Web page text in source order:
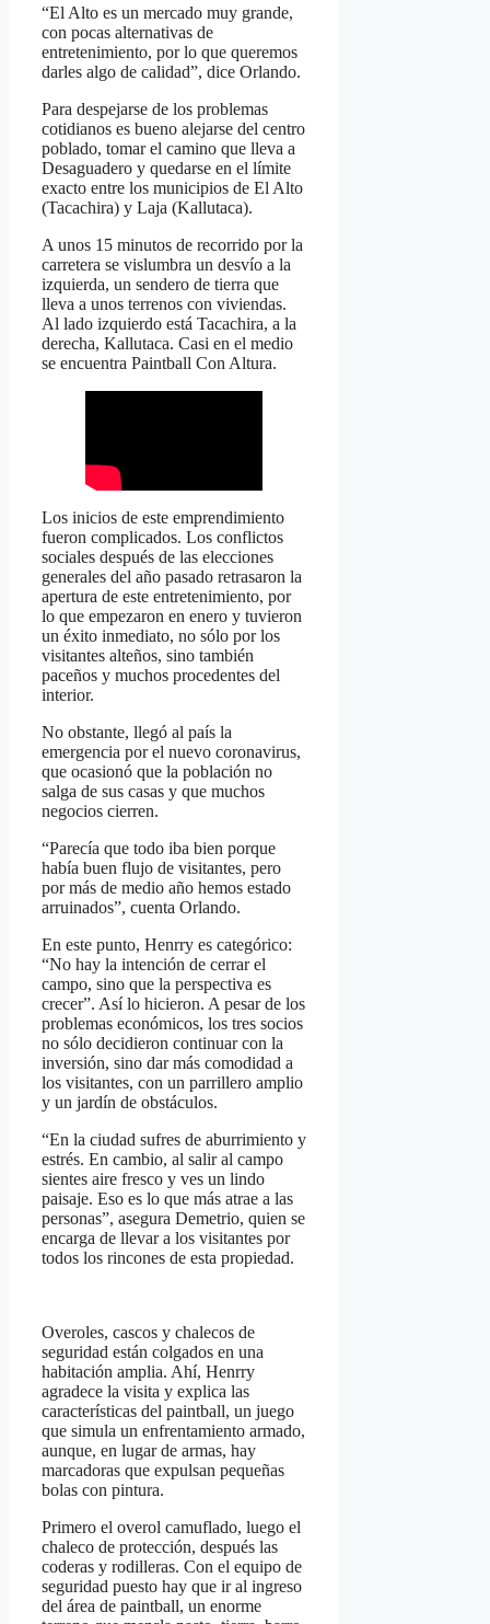
“El Alto es un mercado muy grande,
con pocas alternativas de
entretenimiento, por lo que queremos
darles algo de calidad”, dice Orlando.
Para despejarse de los problemas
cotidianos es bueno alejarse del centro
poblado, tomar el camino que lleva a
Desaguadero y quedarse en el límite
exacto entre los municipios de El Alto
(Tacachira) y Laja (Kallutaca).
A unos 15 minutos de recorrido por la
carretera se vislumbra un desvío a la
izquierda, un sendero de tierra que
lleva a unos terrenos con viviendas.
Al lado izquierdo está Tacachira, a la
derecha, Kallutaca. Casi en el medio
se encuentra Paintball Con Altura.
Los inicios de este emprendimiento
fueron complicados. Los conflictos
sociales después de las elecciones
generales del año pasado retrasaron la
apertura de este entretenimiento, por
lo que empezaron en enero y tuvieron
un éxito inmediato, no sólo por los
visitantes alteños, sino también
paceños y muchos procedentes del
interior.
No obstante, llegó al país la
emergencia por el nuevo coronavirus,
que ocasionó que la población no
salga de sus casas y que muchos
negocios cierren.
“Parecía que todo iba bien porque
había buen flujo de visitantes, pero
por más de medio año hemos estado
arruinados”, cuenta Orlando.
En este punto, Henrry es categórico:
“No hay la intención de cerrar el
campo, sino que la perspectiva es
crecer”. Así lo hicieron. A pesar de los
problemas económicos, los tres socios
no sólo decidieron continuar con la
inversión, sino dar más comodidad a
los visitantes, con un parrillero amplio
y un jardín de obstáculos.
“En la ciudad sufres de aburrimiento y
estrés. En cambio, al salir al campo
sientes aire fresco y ves un lindo
paisaje. Eso es lo que más atrae a las
personas”, asegura Demetrio, quien se
encarga de llevar a los visitantes por
todos los rincones de esta propiedad.
Overoles, cascos y chalecos de
seguridad están colgados en una
habitación amplia. Ahí, Henrry
agradece la visita y explica las
características del paintball, un juego
que simula un enfrentamiento armado,
aunque, en lugar de armas, hay
marcadoras que expulsan pequeñas
bolas con pintura.
Primero el overol camuflado, luego el
chaleco de protección, después las
coderas y rodilleras. Con el equipo de
seguridad puesto hay que ir al ingreso
del área de paintball, un enorme